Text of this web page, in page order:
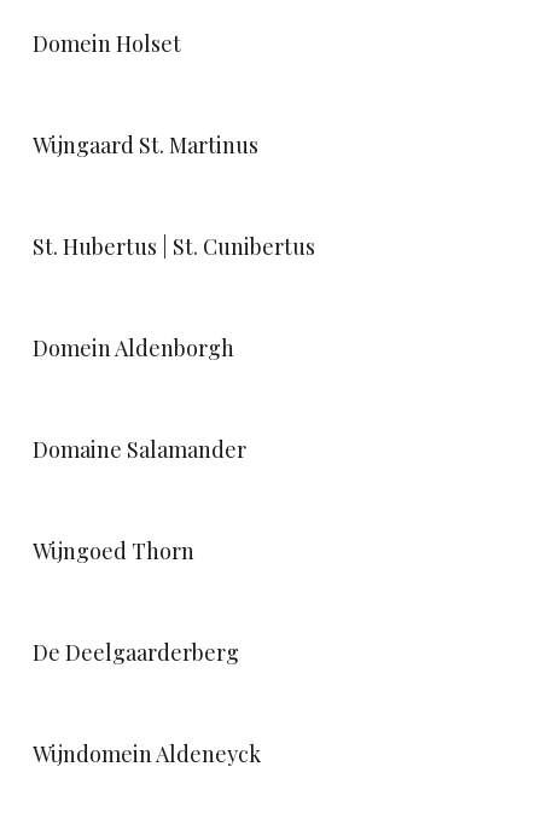
Domein Holset
Wijngaard St. Martinus
St. Hubertus | St. Cunibertus
Domein Aldenborgh
Domaine Salamander
Wijngoed Thorn
De Deelgaarderberg
Wijndomein Aldeneyck